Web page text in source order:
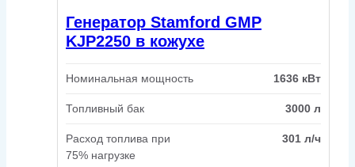
Генератор Stamford GMP
KJP2250 в кожухе
Номинальная мощность 1636 кВт
Топливный бак 3000 л
Расход топлива при
75% нагрузке
301 л/ч